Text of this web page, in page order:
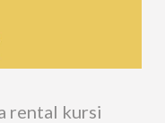
rental kursi